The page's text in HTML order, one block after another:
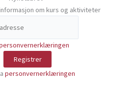
om kurs og aktiviteter
personvernerklæringen